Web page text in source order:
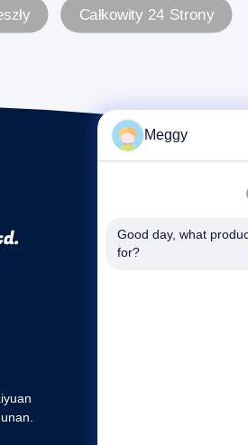
Całkowity 24 Strony
Meggy
Good day, what
for?